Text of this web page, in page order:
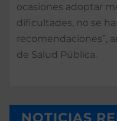
ocasiones adoptar
dificultades, no se
recomendaciones”,
de Salud Pública.
NOTICIAS